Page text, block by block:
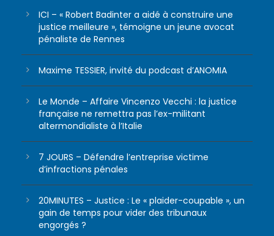
ICI – « Robert Badinter a aidé à construire une
justice meilleure », témoigne un jeune avocat
pénaliste de Rennes
Maxime TESSIER, invité du podcast d’ANOMIA
Le Monde – Affaire Vincenzo Vecchi : la justice
française ne remettra pas l’ex-militant
altermondialiste à l’Italie
7 JOURS – Défendre l’entreprise victime
d’infractions pénales
20MINUTES – Justice : Le « plaider-coupable », un
gain de temps pour vider des tribunaux
engorgés ?